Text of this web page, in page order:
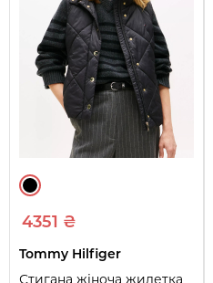
4351 ₴
Tommy Hilfiger
Стигана жіноча жилетка